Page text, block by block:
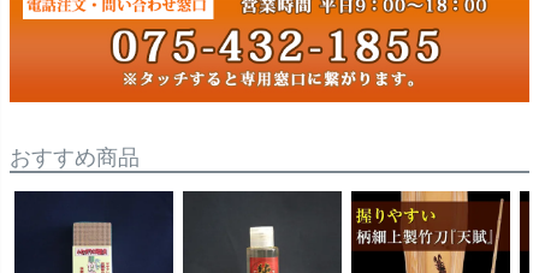
おすすめ商品